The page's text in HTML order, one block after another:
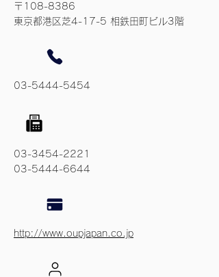
〒108-8386
東京都港区芝4-17-5 相鉄田町ビル3階
03-5444-5454
03-3454-2221
03-5444-6644
http://www.oupjapan.co.jp